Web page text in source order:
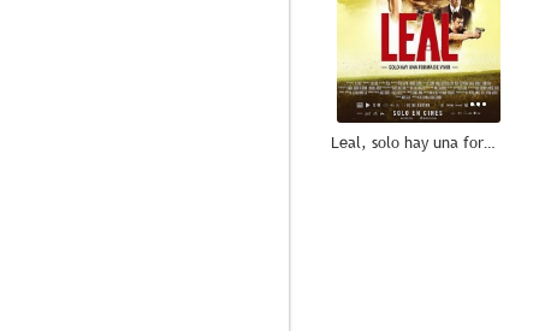
Leal, solo hay una forma de vivir